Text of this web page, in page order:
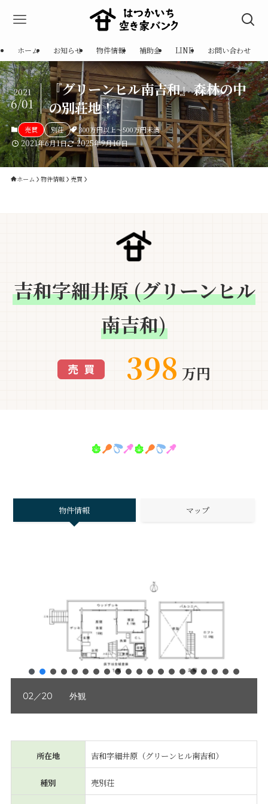
ホーム お知らせ 物件情報 補助金 LINE お問い合わせ
『グリーンヒル南吉和』森林の中
の別荘地！
2021
6/01
売買 別荘 300万円以上～500万円未満
2021年6月1日 2025年9月10日
ホーム 物件情報 売買
吉和字細井原 (グリーンヒル
南吉和)
398 万円
物件情報 マップ
02／20 外観
所在地 吉和字細井原（グリーンヒル南吉和）
種別 売別荘